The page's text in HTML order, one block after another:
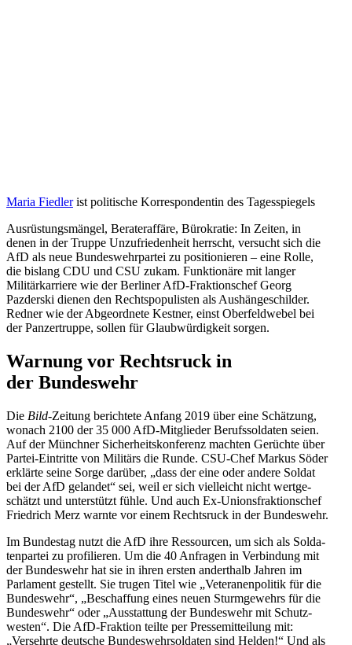
Maria Fiedlerist politische Korre­spon­dentin des Tagesspiegels
Ausrüs­tungs­mängel, Berater­affäre, Bürokratie: In Zeiten, in
denen in der Truppe Unzufrie­denheit herrscht, versucht sich die
AfD als neue Bundes­wehr­partei zu positio­nieren – eine Rolle,
die bislang CDU und CSU zukam. Funktionäre mit langer
Militär­kar­riere wie der Berliner AfD-Frakti­onschef Georg
Pazderski dienen den Rechts­po­pu­listen als Aushän­ge­schilder.
Redner wie der Abgeordnete Kestner, einst Oberfeld­webel bei
der Panzer­truppe, sollen für Glaub­wür­digkeit sorgen.
Warnung vor Rechtsruck in
der Bundeswehr
Die Bild-Zeitung berichtete Anfang 2019 über eine Schätzung,
wonach 2100 der 35 000 AfD-Mitglieder Berufs­sol­daten seien.
Auf der Münchner Sicher­heits­kon­ferenz machten Gerüchte über
Partei-Eintritte von Militärs die Runde. CSU-Chef Markus Söder
erklärte seine Sorge darüber, „dass der eine oder andere Soldat
bei der AfD gelandet“ sei, weil er sich vielleicht nicht wertge­
schätzt und unter­stützt fühle. Und auch Ex-Unions­frak­ti­onschef
Friedrich Merz warnte vor einem Rechtsruck in der Bundeswehr.
Im Bundestag nutzt die AfD ihre Ressourcen, um sich als Solda­
ten­partei zu profi­lieren. Um die 40 Anfragen in Verbindung mit
der Bundeswehr hat sie in ihren ersten anderthalb Jahren im
Parlament gestellt. Sie trugen Titel wie „Vetera­nen­po­litik für die
Bundeswehr“, „Beschaffung eines neuen Sturm­ge­wehrs für die
Bundeswehr“ oder „Ausstattung der Bundeswehr mit Schutz­
westen“. Die AfD-Fraktion teilte per Presse­mit­teilung mit:
„Versehrte deutsche Bundes­wehr­sol­daten sind Helden!“ Und als